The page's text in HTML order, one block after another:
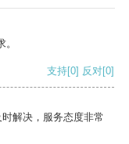
支持[0] 反对[0]
解决，服务态度非常